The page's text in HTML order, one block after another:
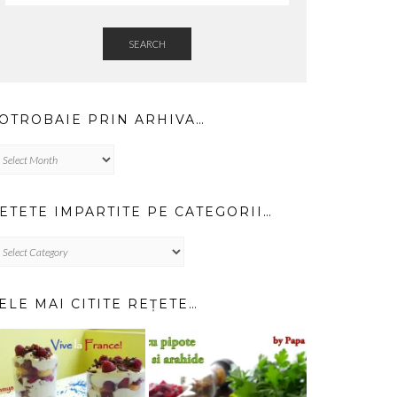
SEARCH
PRIN ARHIVA…
IMPARTITE PE CATEGORII…
MAI CITITE REȚETE…